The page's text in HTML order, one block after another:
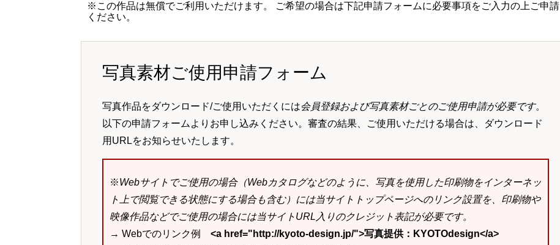
※この作品は無償でご利用いただけます。 ご希望の場合は下記申請フォームに必要事項をご入力の上ご申請
ください。
写真素材ご使用申請フォーム
写真作品をダウンロード/ご使用いただくには会員登録および写真素材ごとのご使用申請が必要です。
以下の申請フォームよりお申し込みください。審査の結果、ご使用いただける場合は、ダウンロード
用URLをお知らせいたします。
※Webサイトでご使用の場合（Webカタログなどのように、写真を使用した印刷物をインターネッ
ト上で閲覧できる状態にする場合も含む）には当サイトトップページへのリンク設置を、印刷物や
映像作品などでご使用の場合には当サイトURL入りのクレジット表記が必要です。
→ Webでのリンク例 <a href="http://kyoto-design.jp/">写真提供：KYOTOdesign</a>